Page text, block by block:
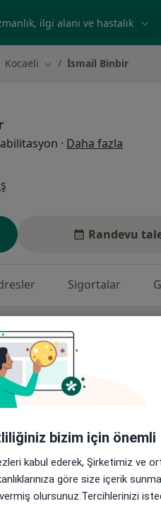
Kocaeli Şehir değiştir
İsmail Binbir
· Daha fazla
Randevu
Sigortalar
hizmet vermektedir.
bizim için önemli
kabul ederek, Şirketimiz ve
göre size içerik
olursunuz.Tercihlerinizi